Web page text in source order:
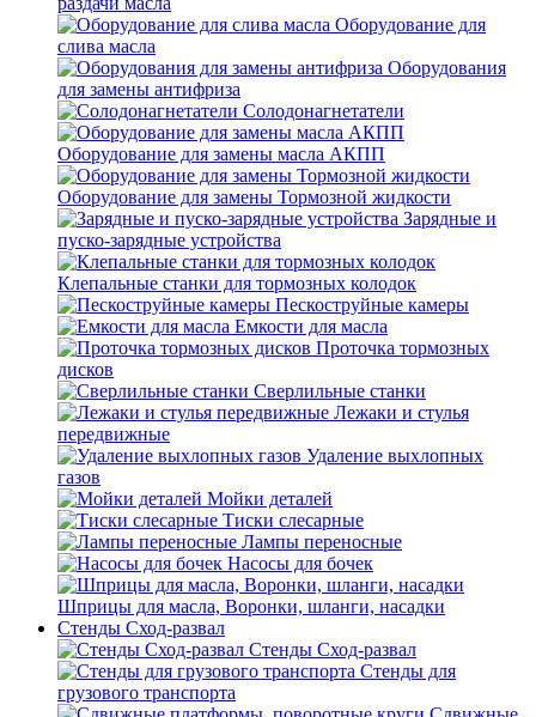
Оборудование для
слива масла
Оборудования
для замены антифриза
Солодонагнетатели
Оборудование для замены масла АКПП
Оборудование для замены Тормозной жидкости
Зарядные и
пуско-зарядные устройства
Клепальные станки для тормозных колодок
Пескоструйные камеры
Емкости для масла
Проточка тормозных
дисков
Сверлильные станки
Лежаки и стулья
передвижные
Удаление выхлопных
газов
Мойки деталей
Тиски слесарные
Лампы переносные
Насосы для бочек
Шприцы для масла, Воронки, шланги, насадки
Стенды Сход-развал
Стенды Сход-развал
Стенды для
грузового транспорта